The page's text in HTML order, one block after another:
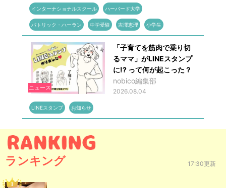
インターナショナルスクール ハーバード大学
パトリック・ハーラン 中学受験 吉澤恵理 小学生
ニュース
「子育てを筋肉で乗り切
るママ」がLINEスタンプ
に!? って何が起こった？
nobico編集部
2026.08.04
LINEスタンプ お知らせ
ランキング 17:30更新